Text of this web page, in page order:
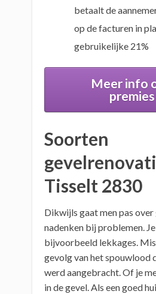
betaalt de
op de facturen in
gebruikelijke 21%
Meer info
Soorten
Tisselt 2830
Dikwijls gaat men pas
nadenken bij problemen.
bijvoorbeeld lekkages.
gevolg van het spouwlood
werd aangebracht. Of je
in de gevel. Als een goed